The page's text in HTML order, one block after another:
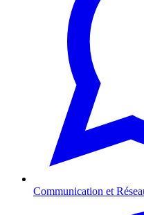
Communication et